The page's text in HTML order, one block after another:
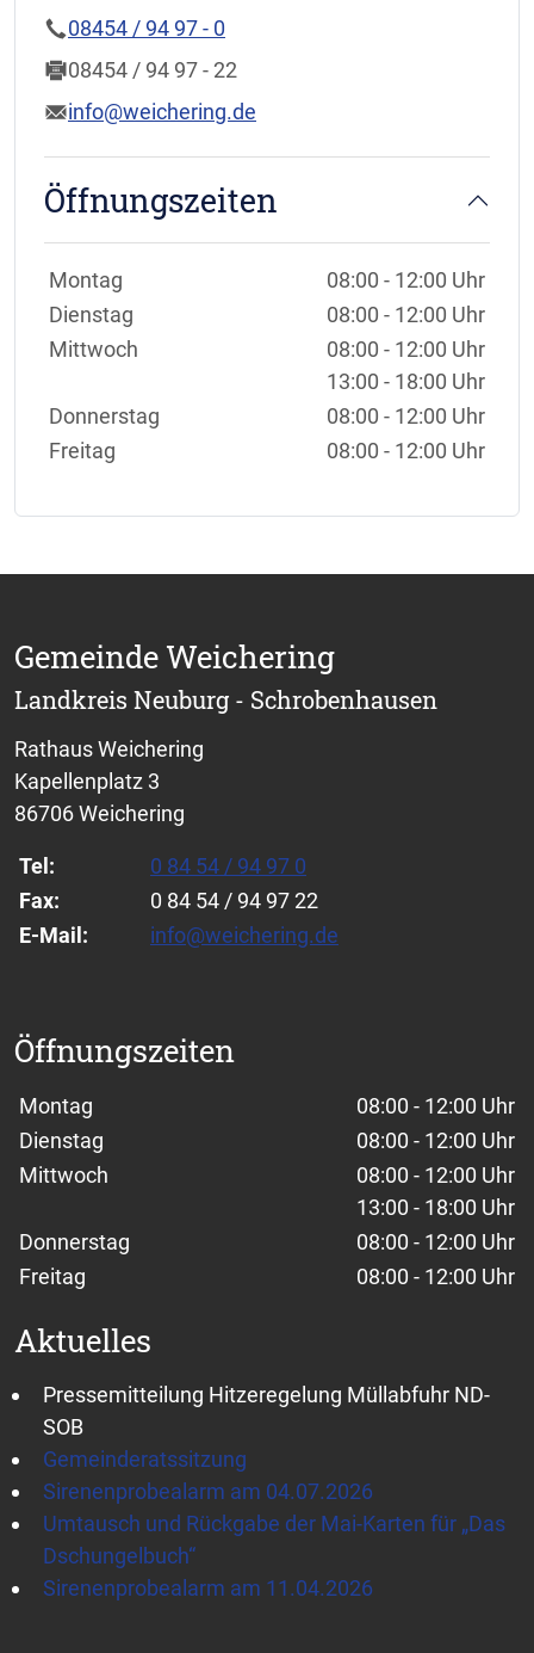
08454 / 94 97 - 0
08454 / 94 97 - 22
info@weichering.de
Öffnungszeiten
Wochentage / Monate
Öffnungszeiten / Hinweise
Montag
08:00 - 12:00 Uhr
Dienstag
08:00 - 12:00 Uhr
Mittwoch
08:00 - 12:00 Uhr
13:00 - 18:00 Uhr
Donnerstag
08:00 - 12:00 Uhr
Freitag
08:00 - 12:00 Uhr
Gemeinde Weichering
Landkreis Neuburg - Schrobenhausen
Rathaus Weichering
Kapellenplatz 3
86706 Weichering
Tel:
0 84 54 / 94 97 0
Fax:
0 84 54 / 94 97 22
E-Mail:
info@weichering.de
Öffnungszeiten
Wochentage / Monate
Öffnungszeiten / Hinweise
Montag
08:00 - 12:00 Uhr
Dienstag
08:00 - 12:00 Uhr
Mittwoch
08:00 - 12:00 Uhr
13:00 - 18:00 Uhr
Donnerstag
08:00 - 12:00 Uhr
Freitag
08:00 - 12:00 Uhr
Aktuelles
Pressemitteilung Hitzeregelung Müllabfuhr ND-
SOB
Gemeinderatssitzung
Sirenenprobealarm am 04.07.2026
Umtausch und Rückgabe der Mai-Karten für „Das
Dschungelbuch“
Sirenenprobealarm am 11.04.2026